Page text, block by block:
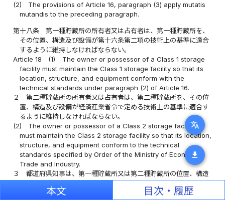
translate
download
(2)
The provisions of Article 16, paragraph (3) apply mutatis
mutandis to the preceding paragraph.
第十八条
第一種貯蔵所の所有者又は占有者は、第一種貯蔵所を、
その位置、構造及び設備が第十六条第二項の技術上の基準に適合
するように維持しなければならない。
Article 18
(1)
The owner or possessor of a Class 1 storage
facility must maintain the Class 1 storage facility so that its
location, structure, and equipment conform with the
technical standards under paragraph (2) of Article 16.
２
第二種貯蔵所の所有者又は占有者は、第二種貯蔵所を、その位
置、構造及び設備が経済産業省令で定める技術上の基準に適合す
るように維持しなければならない。
(2)
The owner or possessor of a Class 2 storage facility
must maintain the Class 2 storage facility so that its location,
structure, and equipment conform to the technical
standards specified by Order of the Ministry of Economy,
Trade and Industry.
３
都道府県知事は、第一種貯蔵所又は第二種貯蔵所の位置、構造
及び設備が第十六条第二項又は前項の技術上の基準に適合してい
ないと認めるときは、所有者又は占有者に対し、その技術上の基
本文 目次・履歴